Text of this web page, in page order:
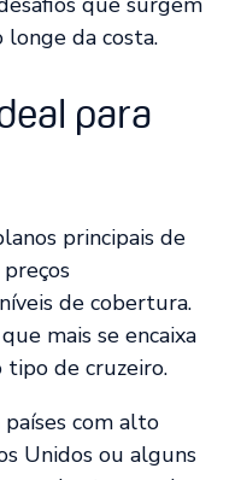
longe da costa.
para
principais de
de cobertura.
mais se encaixa
tipo de cruzeiro.
com alto
Unidos ou alguns